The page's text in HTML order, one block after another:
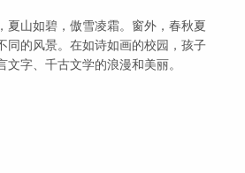
夏山如碧，傲雪凌霜。窗外，春秋夏
同的风景。在如诗如画的校园，孩子
文字、千古文学的浪漫和美丽。